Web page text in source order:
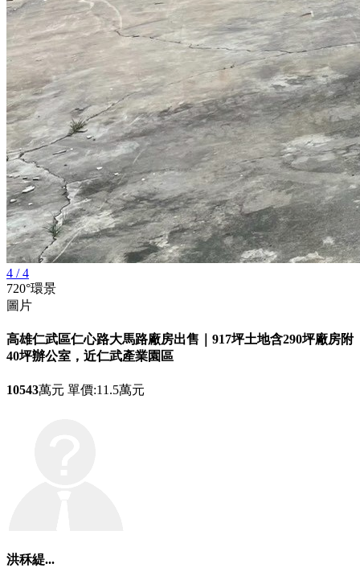
4 / 4
720°環景
圖片
高雄仁武區仁心路大馬路廠房出售｜917坪土地含290坪廠房附
40坪辦公室，近仁武產業園區
10543萬元 單價:11.5萬元
洪秝緹...